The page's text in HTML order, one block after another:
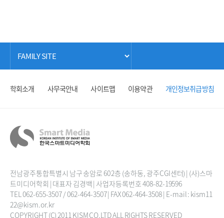
학회소개 사무국안내 사이트맵 이용약관 개인정보취급방침
전남광주통합특별시 남구 송암로 60 2층 (송하동, 광주CGI센터) | (사)스마
트미디어학회 | 대표자 김경백 | 사업자등록번호 408-82-19596
TEL 062-655-3507 / 062-464-3507 | FAX 062-464-3508 | E-mail : kism11
22@kism.or.kr
COPYRIGHT (C) 2011 KISM CO.LTD ALL RIGHTS RESERVED